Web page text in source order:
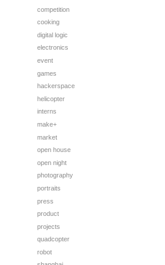
competition
cooking
digital logic
electronics
event
games
hackerspace
helicopter
interns
make+
market
open house
open night
photography
portraits
press
product
projects
quadcopter
robot